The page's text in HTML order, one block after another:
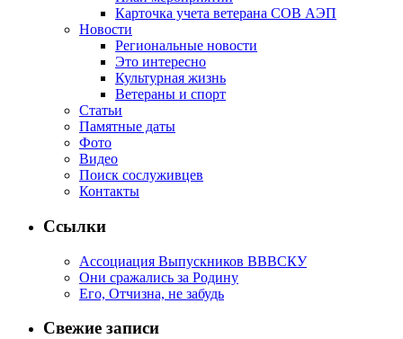
Карточка учета ветерана CОВ АЭП
Новости
Региональные новости
Это интересно
Культурная жизнь
Ветераны и спорт
Статьи
Памятные даты
Фото
Видео
Поиск сослуживцев
Контакты
Ссылки
Ассоциация Выпускников ВВВСКУ
Они сражались за Родину
Его, Отчизна, не забудь
Свежие записи